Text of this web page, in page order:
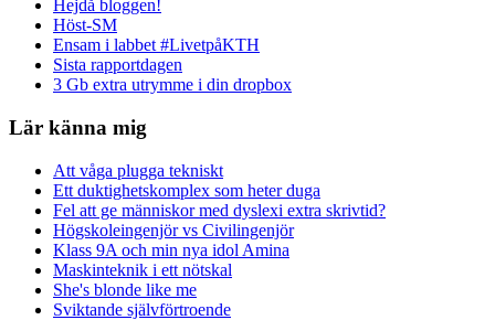
Hejdå bloggen!
Höst-SM
Ensam i labbet #LivetpåKTH
Sista rapportdagen
3 Gb extra utrymme i din dropbox
Lär känna mig
Att våga plugga tekniskt
Ett duktighetskomplex som heter duga
Fel att ge människor med dyslexi extra skrivtid?
Högskoleingenjör vs Civilingenjör
Klass 9A och min nya idol Amina
Maskinteknik i ett nötskal
She's blonde like me
Sviktande självförtroende